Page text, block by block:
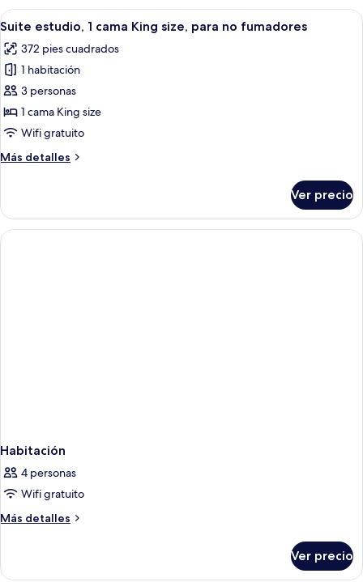
fumadores
camas
Queen
para
no
fumadores
Abrir
todas
las
fotos
de
Suite
estudio,
cama
para
no
Habitación de hotel con kitchenette,
12
Suite estudio, 1 cama King size, para no fumadores
372 pies cuadrados
1 habitación
3 personas
1 cama King size
Wifi gratuito
Más detalles
Más
estudio,
cama
Ver precio
Habitación
4 personas
Wifi gratuito
Más detalles
Más
Ver precio